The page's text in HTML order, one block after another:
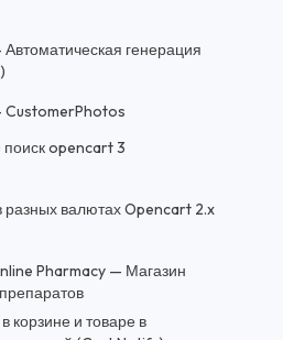
генерация
CustomerPhotos
opencart 3
разных валютах Opencart 2.x
Pharmacy — Магазин
корзине и товаре в